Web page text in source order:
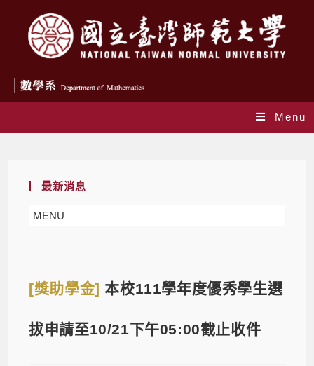
Menu
最新消息
MENU
[獎助學金]本校111學年度優秀學生選
拔申請至10/21下午05:00截止收件